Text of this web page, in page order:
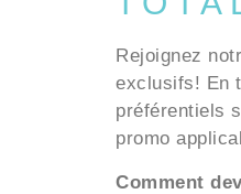
Rejoignez
exclusifs! En
préférentiels
promo
Comment